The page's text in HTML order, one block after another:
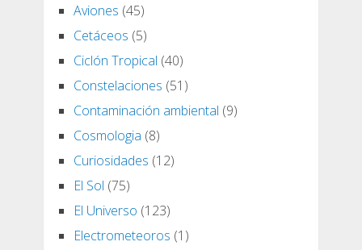
Aviones (45)
Cetáceos (5)
Ciclón Tropical (40)
Constelaciones (51)
Contaminación ambiental (9)
Cosmologia (8)
Curiosidades (12)
El Sol (75)
El Universo (123)
Electrometeoros (1)